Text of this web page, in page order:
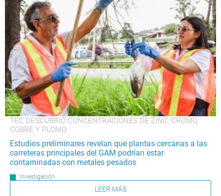
TEC DESCUBRIÓ CONCENTRACIONES DE ZINC, CROMO,
COBRE Y PLOMO
Estudios preliminares revelan que plantas cercanas a las
carreteras principales del GAM podrían estar
contaminadas con metales pesados
Investigación
LEER MÁS